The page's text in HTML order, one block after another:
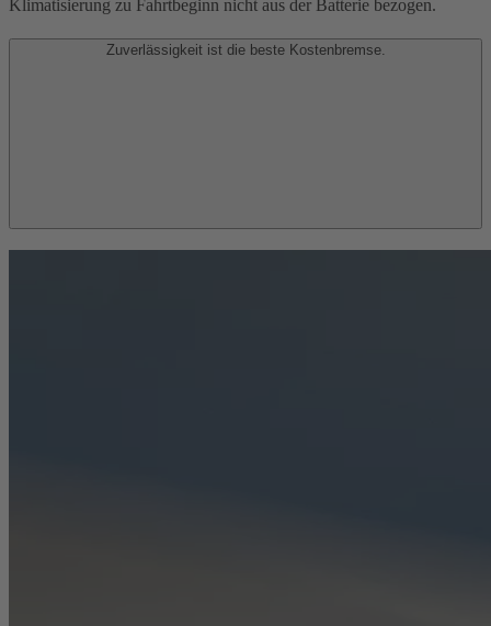
Klimatisierung zu Fahrtbeginn nicht aus der Batterie bezogen.
Zuverlässigkeit ist die beste Kostenbremse.